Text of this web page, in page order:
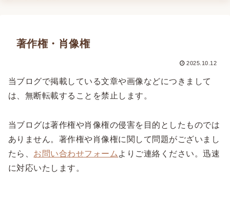
著作権・肖像権
2025.10.12
当ブログで掲載している文章や画像などにつきまして
は、無断転載することを禁止します。
当ブログは著作権や肖像権の侵害を目的としたものでは
ありません。著作権や肖像権に関して問題がございまし
たら、 お問い合わせフォーム よりご連絡ください。迅速
に対応いたします。